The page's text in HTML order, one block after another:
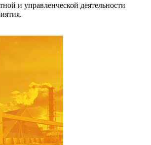
и управленческой деятельности